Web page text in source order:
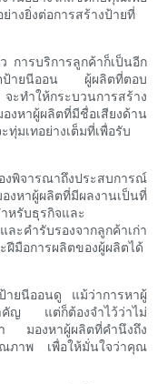
งยิ่งต่อการสร้างป้ายที่
การบริการลูกค้าก็เป็นอีก
ตป้ายนีออน ผู้ผลิตที่ตอบ
ะทำให้กระบวนการสร้าง
งหาผู้ผลิตที่มีชื่อเสียงด้าน
ทุ่มเทอย่างเต็มที่เพื่อรับ
พิจารณาถึงประสบการณ์
าผู้ผลิตที่มีผลงานเป็นที่
หรับธุรกิจและ
ะคำรับรองจากลูกค้าเก่า
ฝีมือการผลิตของผู้ผลิตได้
ยนีออนดู แม้ว่าการหาผู้
ำคัญ แต่ก็ต้องจำไว้ว่าไม่
า มองหาผู้ผลิตที่คำนึงถึง
ณภาพ เพื่อให้มั่นใจว่าคุณ